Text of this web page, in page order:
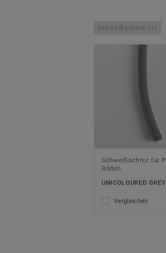
Schweißschnur (1)
Schweißschnur für
Böden
UNICOLOURED
Vergleichen